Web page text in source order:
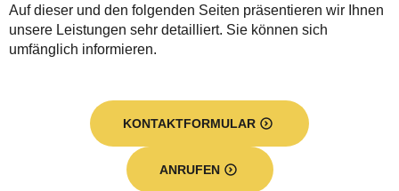
Auf dieser und den folgenden Seiten präsentieren wir Ihnen
unsere Leistungen sehr detailliert. Sie können sich
umfänglich informieren.
KONTAKTFORMULAR
ANRUFEN